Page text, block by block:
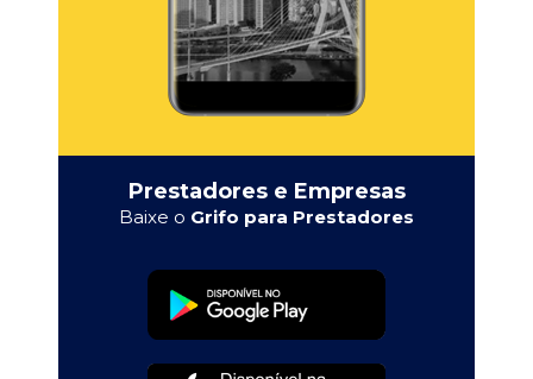
Prestadores e Empresas
Baixe o Grifo para Prestadores